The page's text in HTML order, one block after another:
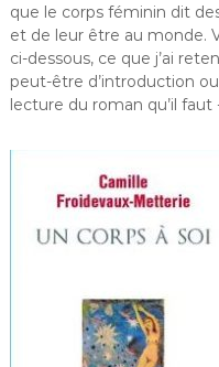
que le corps féminin dit
et de leur être au monde.
ci-dessous, ce que j’ai
peut-être d’introduction
lecture du roman qu’il faut